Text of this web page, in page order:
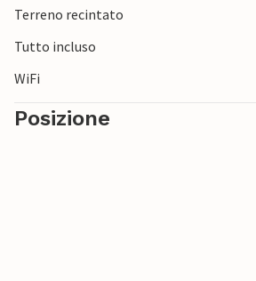
Terreno recintato
Tutto incluso
WiFi
Posizione